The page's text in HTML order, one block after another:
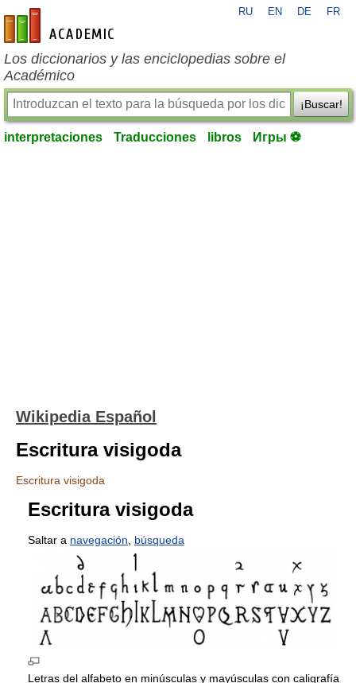
es-academic.com
RU EN DE FR
Los diccionarios y las enciclopedias sobre el
Académico
¡Buscar!
interpretaciones Traducciones libros Игры ⚽
Wikipedia Español
Escritura visigoda
Escritura visigoda
Escritura visigoda
Saltar a navegación búsqueda
Letras del alfabeto en minúsculas y mayúsculas con caligrafía